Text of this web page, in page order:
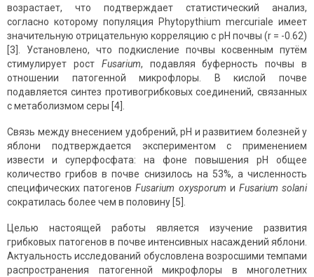
возрастает, что подтверждает статистический анализ,
согласно которому популяция Phytopythium mercuriale имеет
значительную отрицательную корреляцию с pH почвы (r = -0.62)
[3]. Установлено, что подкисление почвы косвенным путём
стимулирует рост Fusarium, подавляя буферность почвы в
отношении патогенной микрофлоры. В кислой почве
подавляется синтез противогрибковых соединений, связанных
с метаболизмом серы [4].
Связь между внесением удобрений, pH и развитием болезней у
яблони подтверждается экспериментом с применением
извести и суперфосфата: на фоне повышения pH общее
количество грибов в почве снизилось на 53%, а численность
специфических патогеновFusarium oxysporum и Fusarium solani
сократилась более чем в половину [5].
Целью настоящей работы является изучение развития
грибковых патогенов в почве интенсивных насаждений яблони.
Актуальность исследований обусловлена возросшими темпами
распространения патогенной микрофлоры в многолетних